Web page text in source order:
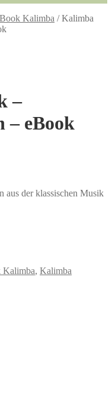
Kalimba /Kalimba
–
– eBook
aus der klassischen Musik
Kalimba, Kalimba